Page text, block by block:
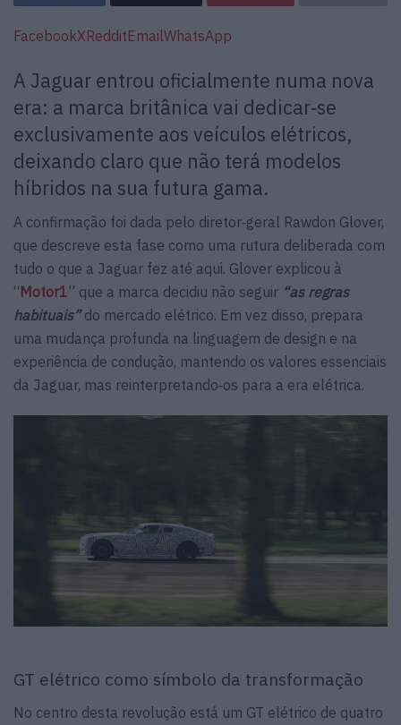
FacebookXRedditEmailWhatsApp
A Jaguar entrou oficialmente numa nova
era: a marca britânica vai dedicar‑se
exclusivamente aos veículos elétricos,
deixando claro que não terá modelos
híbridos na sua futura gama.
A confirmação foi dada pelo diretor‑geral Rawdon Glover,
que descreve esta fase como uma rutura deliberada com
tudo o que a Jaguar fez até aqui. Glover explicou à
“ Motor1” que a marca decidiu não seguir “as regras
habituais”do mercado elétrico. Em vez disso, prepara
uma mudança profunda na linguagem de design e na
experiência de condução, mantendo os valores essenciais
da Jaguar, mas reinterpretando‑os para a era elétrica.
GT elétrico como símbolo da transformação
No centro desta revolução está um GT elétrico de quatro